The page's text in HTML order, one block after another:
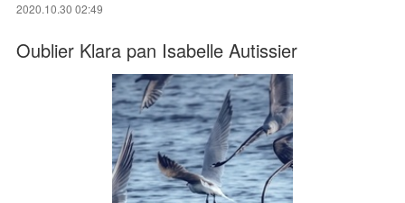
2020.10.30 02:49
Oublier Klara pan Isabelle Autissier